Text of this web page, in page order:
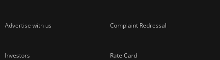
Advertise with us Complaint Redressal
Investors Rate Card